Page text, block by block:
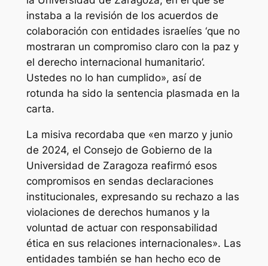
instaba a la revisión de los acuerdos de
colaboración con entidades israelíes ‘que no
mostraran un compromiso claro con la paz y
el derecho internacional humanitario’.
Ustedes no lo han cumplido», así de
rotunda ha sido la sentencia plasmada en la
carta.
La misiva recordaba que «en marzo y junio
de 2024, el Consejo de Gobierno de la
Universidad de Zaragoza reafirmó esos
compromisos en sendas declaraciones
institucionales, expresando su rechazo a las
violaciones de derechos humanos y la
voluntad de actuar con responsabilidad
ética en sus relaciones internacionales». Las
entidades también se han hecho eco de